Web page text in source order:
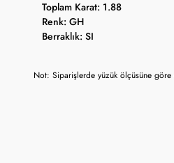
Toplam Karat: 1.88
Renk: GH
Berraklık: SI
Not: Siparişlerde yüzük ölçüsüne göre